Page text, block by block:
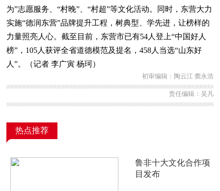
为”志愿服务、“村晚”、“村超”等文化活动。同时，东营大力
实施“德润东营”品牌提升工程，树典型、学先进，让榜样的
力量照亮人心。截至目前，东营市已有54人登上“中国好人
榜”，105人获评全省道德模范及提名，458人当选“山东好
人”。（记者 李广寅 杨珂）
初审编辑：陶云江 窦永浩
责任编辑：吴凡
热点推荐
鲁非十大文化合作项
目发布